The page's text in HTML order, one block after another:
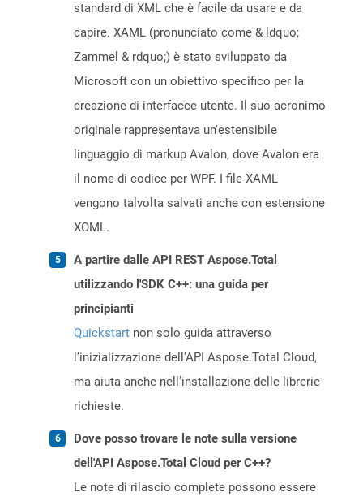
standard di XML che è facile da usare e da
capire. XAML (pronunciato come & ldquo;
Zammel & rdquo;) è stato sviluppato da
Microsoft con un obiettivo specifico per la
creazione di interfacce utente. Il suo acronimo
originale rappresentava un'estensibile
linguaggio di markup Avalon, dove Avalon era
il nome di codice per WPF. I file XAML
vengono talvolta salvati anche con estensione
XOML.
A partire dalle API REST Aspose.Total
utilizzando l'SDK C++: una guida per
principianti
Quickstart non solo guida attraverso
l’inizializzazione dell’API Aspose.Total Cloud,
ma aiuta anche nell’installazione delle librerie
richieste.
Dove posso trovare le note sulla versione
dell'API Aspose.Total Cloud per C++?
Le note di rilascio complete possono essere